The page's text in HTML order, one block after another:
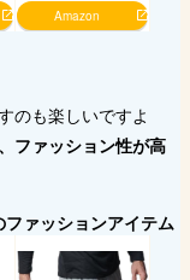
Amazon
のも楽しいですよ
ファッション性が高
ァッションアイテム